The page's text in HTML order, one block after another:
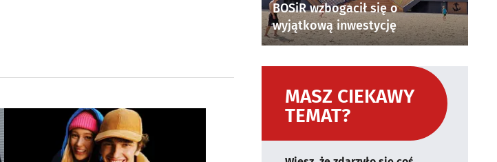
BOSiR wzbogacił się o
wyjątkową inwestycję
MASZ CIEKAWY
TEMAT?